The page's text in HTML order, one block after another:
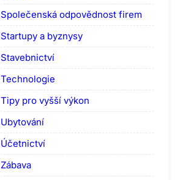
Společenská odpovědnost firem
Startupy a byznysy
Stavebnictví
Technologie
Tipy pro vyšší výkon
Ubytování
Účetnictví
Zábava